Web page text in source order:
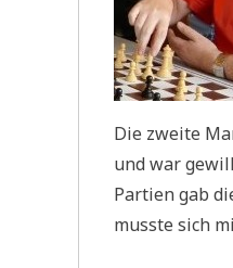
Die zweite
und war
Partien gab
musste sich